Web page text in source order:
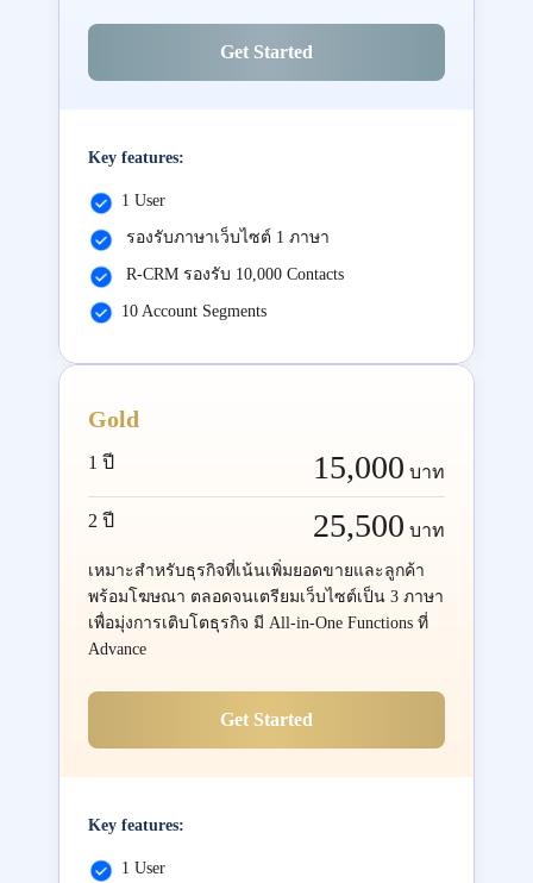
Get Started
Key features:
1 User
รองรับภาษาเว็บไซต์ 1 ภาษา
R-CRM รองรับ 10,000 Contacts
10 Account Segments
Gold
1 ปี 15,000 บาท
2 ปี 25,500 บาท
เหมาะสำหรับธุรกิจที่เน้นเพิ่มยอดขายและลูกค้า
พร้อมโฆษณา ตลอดจนเตรียมเว็บไซต์เป็น 3 ภาษา
เพื่อมุ่งการเติบโตธุรกิจ มี All-in-One Functions ที่
Advance
Get Started
Key features:
1 User